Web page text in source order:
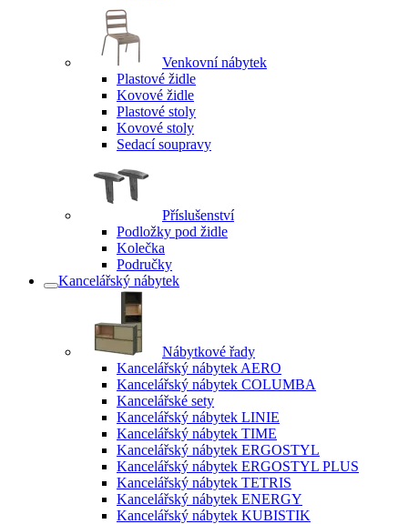
Venkovní nábytek
Plastové židle
Kovové židle
Plastové stoly
Kovové stoly
Sedací soupravy
Příslušenství
Podložky pod židle
Kolečka
Područky
Kancelářský nábytek
Nábytkové řady
Kancelářský nábytek AERO
Kancelářský nábytek COLUMBA
Kancelářské sety
Kancelářský nábytek LINIE
Kancelářský nábytek TIME
Kancelářský nábytek ERGOSTYL
Kancelářský nábytek ERGOSTYL PLUS
Kancelářský nábytek TETRIS
Kancelářský nábytek ENERGY
Kancelářský nábytek KUBISTIK